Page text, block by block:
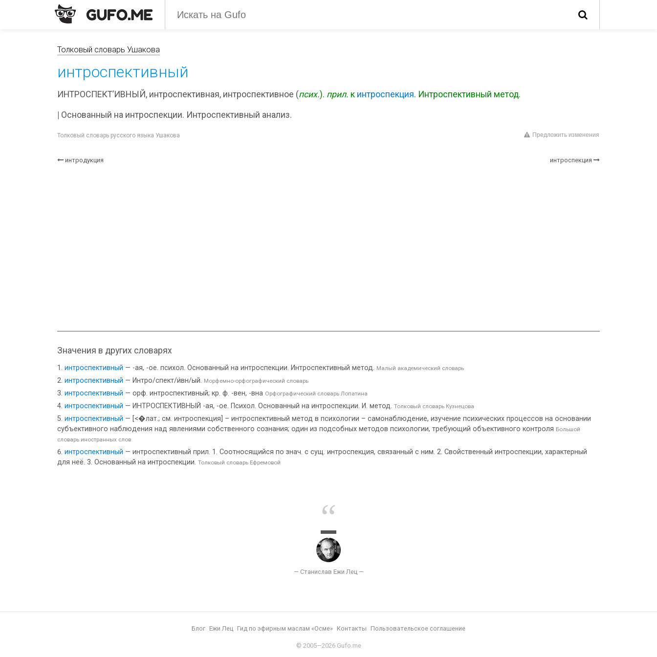
Толковый словарь Ушакова
интроспективный
ИНТРОСПЕКТ’ИВНЫЙ, интроспективная, интроспективное (псих.). прил. к интроспекция. Интроспективный метод.
Основанный на интроспекции. Интроспективный анализ.
Толковый словарь русского языка Ушакова Предложить изменения
интродукция интроспекция
Значения в других словарях
интроспективный — -ая, -ое. психол. Основанный на интроспекции. Интроспективный метод. Малый академический словарь
интроспективный — Интро/спект/и́вн/ый. Морфемно-орфографический словарь
интроспективный — орф. интроспективный; кр. ф. -вен, -вна Орфографический словарь Лопатина
интроспективный — ИНТРОСПЕКТИВНЫЙ -ая, -ое. Психол. Основанный на интроспекции. И. метод. Толковый словарь Кузнецова
интроспективный — [<�лат.; см. интроспекция] – интроспективный метод в психологии – самонаблюдение, изучение психических процессов на основании
субъективного наблюдения над явлениями собственного сознания; один из подсобных методов психологии, требующий объективного контроля Большой
словарь иностранных слов
интроспективный — интроспективный прил. 1. Соотносящийся по знач. с сущ. интроспекция, связанный с ним. 2. Свойственный интроспекции, характерный
для неё. 3. Основанный на интроспекции. Толковый словарь Ефремовой
Блог Ежи Лец Гид по эфирным маслам «Осме» Контакты Пользовательское соглашение
© 2005—2026 Gufo.me